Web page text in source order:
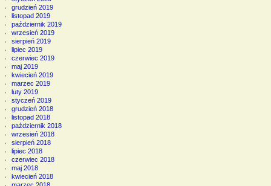
grudzień 2019
listopad 2019
październik 2019
wrzesień 2019
sierpień 2019
lipiec 2019
czerwiec 2019
maj 2019
kwiecień 2019
marzec 2019
luty 2019
styczeń 2019
grudzień 2018
listopad 2018
październik 2018
wrzesień 2018
sierpień 2018
lipiec 2018
czerwiec 2018
maj 2018
kwiecień 2018
marzec 2018